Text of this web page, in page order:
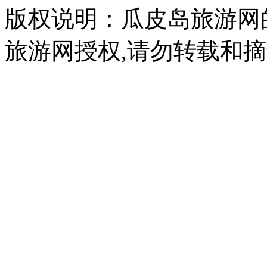
版权说明：瓜皮岛旅游
旅游网授权,请勿转载和